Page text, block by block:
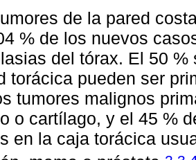
de la pared
% de los nuevos
del tórax. El 50
torácica pueden ser
tumores malignos
o cartílago, y el 45 %
en la caja torácica